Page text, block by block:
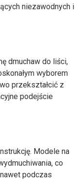
niezawodnych i
dmuchaw do liści,
wyborem
przekształcić z
podejście
Modele na
co
podczas